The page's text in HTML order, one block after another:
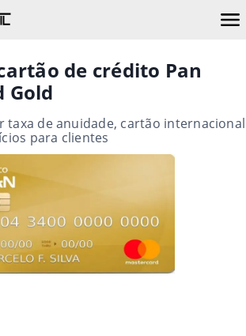
de crédito Pan
Gold
taxa de anuidade, cartão internacional
para clientes